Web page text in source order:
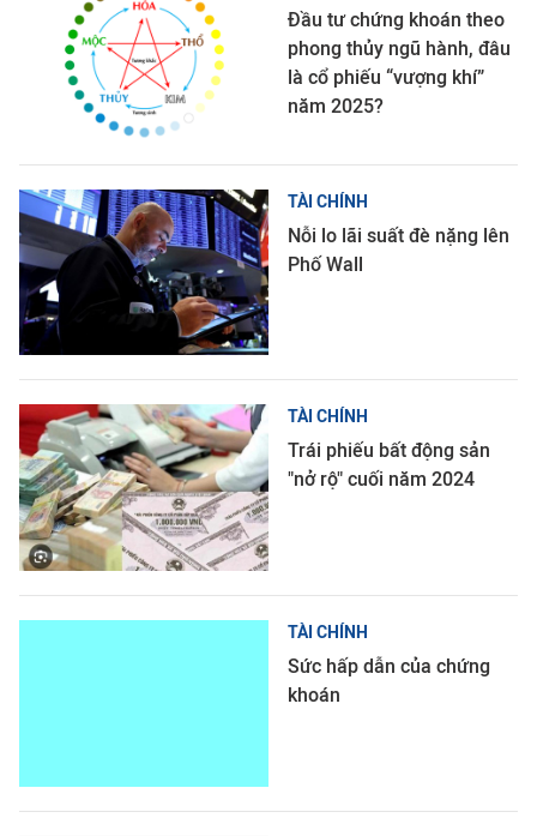
Đầu tư chứng khoán theo
phong thủy ngũ hành, đâu
là cổ phiếu “vượng khí”
năm 2025?
TÀI CHÍNH
Nỗi lo lãi suất đè nặng lên
Phố Wall
TÀI CHÍNH
Trái phiếu bất động sản
"nở rộ" cuối năm 2024
TÀI CHÍNH
Sức hấp dẫn của chứng
khoán